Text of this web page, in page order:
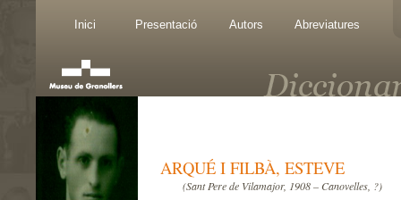
Inici Presentació Autors Abreviatures
ARQUÉ I FILBÀ, ESTEVE
(Sant Pere de Vilamajor, 1908 – Canovelles, ?)